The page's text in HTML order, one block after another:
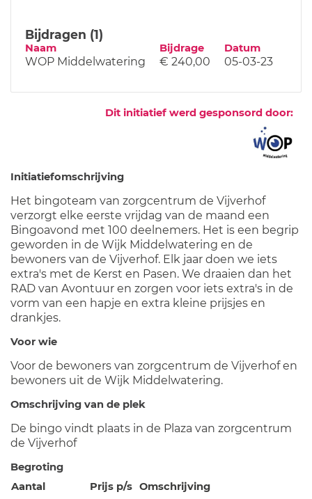
Bijdragen (1)
Naam Bijdrage Datum
WOP Middelwatering € 240,00 05-03-23
Dit initiatief werd gesponsord door:
Initiatiefomschrijving
Het bingoteam van zorgcentrum de Vijverhof
verzorgt elke eerste vrijdag van de maand een
Bingoavond met 100 deelnemers. Het is een begrip
geworden in de Wijk Middelwatering en de
bewoners van de Vijverhof. Elk jaar doen we iets
extra's met de Kerst en Pasen. We draaien dan het
RAD van Avontuur en zorgen voor iets extra's in de
vorm van een hapje en extra kleine prijsjes en
drankjes.
Voor wie
Voor de bewoners van zorgcentrum de Vijverhof en
bewoners uit de Wijk Middelwatering.
Omschrijving van de plek
De bingo vindt plaats in de Plaza van zorgcentrum
de Vijverhof
Begroting
Aantal
Prijs p/s Omschrijving